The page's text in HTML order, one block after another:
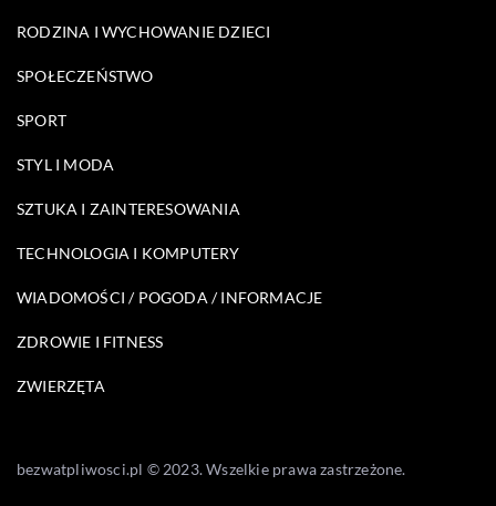
RODZINA I WYCHOWANIE DZIECI
SPOŁECZEŃSTWO
SPORT
STYL I MODA
SZTUKA I ZAINTERESOWANIA
TECHNOLOGIA I KOMPUTERY
WIADOMOŚCI / POGODA / INFORMACJE
ZDROWIE I FITNESS
ZWIERZĘTA
bezwatpliwosci.pl © 2023. Wszelkie prawa zastrzeżone.